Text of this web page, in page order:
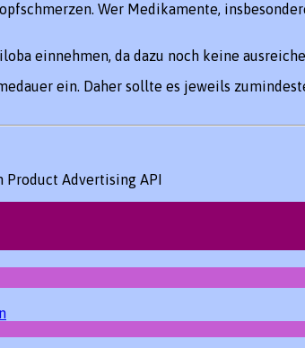
Wer Medikamente,
einnehmen, da dazu noch keine
ein. Daher sollte es jeweils
Advertising API